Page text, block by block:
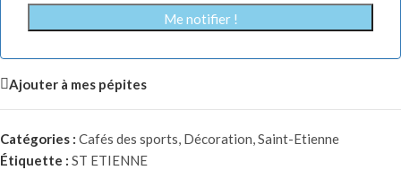
Me notifier !
Ajouter à mes pépites
Catégories : Cafés des sports, Décoration,Saint-Etienne
Étiquette : ST ETIENNE